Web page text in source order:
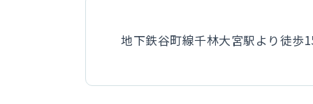
地下鉄谷町線千林大宮駅より徒歩